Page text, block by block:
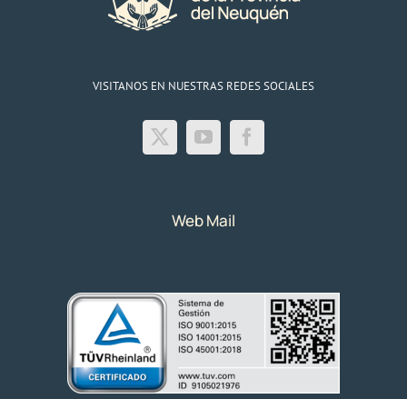
VISITANOS EN NUESTRAS REDES SOCIALES
Web Mail